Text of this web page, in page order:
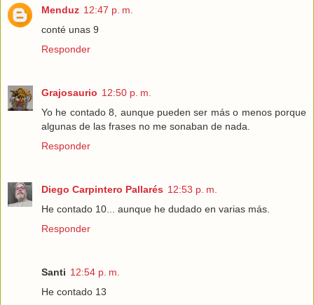
Menduz 12:47 p. m.
conté unas 9
Responder
Grajosaurio 12:50 p. m.
Yo he contado 8, aunque pueden ser más o menos porque
algunas de las frases no me sonaban de nada.
Responder
Diego Carpintero Pallarés 12:53 p. m.
He contado 10... aunque he dudado en varias más.
Responder
Santi 12:54 p. m.
He contado 13